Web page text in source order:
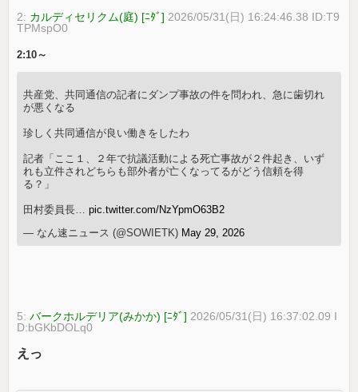
2: カルディセリクム(庭) [ﾆﾀﾞ] 2026/05/31(日) 16:24:46.38 ID:T9
TPMspO0
2:10～
共産党、共同通信の記者にダンプ事故の件を問われ、急に歯切れ
が悪くなる
珍しく共同通信が良い働きをしたわ
記者「ここ１、２年で抗議活動による死亡事故が２件起き、いず
れも立件されどちらも部外者が亡くなってるがどう信頼を得
る？」
田村委員長…pic.twitter.com/NzYpmO63B2
— なん速ニュース (@SOWIETK) May 29, 2026
5:バークホルデリア(みかか) [ﾆﾀﾞ] 2026/05/31(日) 16:37:02.09 I
D:bGKbDOLq0
えっ